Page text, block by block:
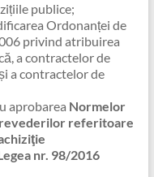
publice;
Ordonanței de
privind atribuirea
a contractelor de
a contractelor de
aprobarea Normelor
referitoare
nr. 98/2016